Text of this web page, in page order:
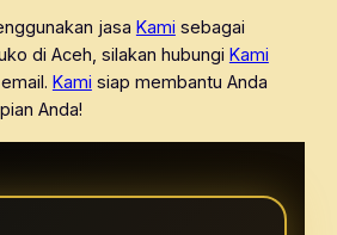
jasa Kami sebagai
di Aceh, silakan hubungi Kami
Kami siap membantu Anda
Anda!